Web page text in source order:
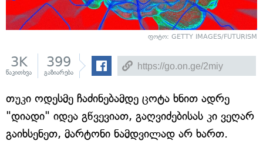
ფოტო: GETTY IMAGES/FUTURISM
3K
წაკითხვა
399
გაზიარება
თუკი ოდესმე ჩაძინებამდე ცოტა ხნით ადრე
"დიადი" იდეა გწვევიათ, გაღვიძებისას კი ვეღარ
გაიხსენეთ, მარტონი ნამდვილად არ ხართ.